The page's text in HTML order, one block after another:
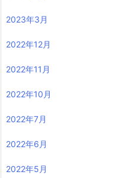
2023年3月
2022年12月
2022年11月
2022年10月
2022年7月
2022年6月
2022年5月